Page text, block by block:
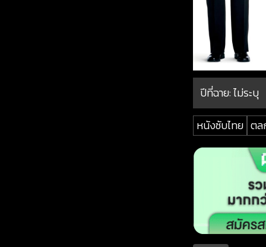
ปีที่ฉาย:ไม่ระบุ
หนังซับไทย ต